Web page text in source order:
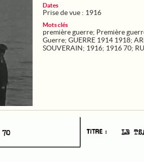
Dates
Prise de vue : 1916
Mots clés
première guerre; Première
Guerre; GUERRE 1914 1918;
SOUVERAIN; 1916; 1916 70;